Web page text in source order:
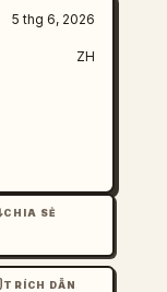
5 thg 6, 2026
ZH
CHIA SẺ
TRÍCH DẪN